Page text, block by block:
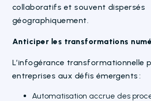
collaboratifs et souvent dispersés
géographiquement.
Anticiper les transformations
L’infogérance transformationnelle
entreprises aux défis émergents :
Automatisation accrue des